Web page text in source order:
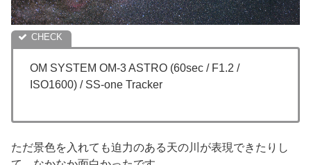
OM SYSTEM OM-3 ASTRO (60sec / F1.2 /
ISO1600) / SS-one Tracker
ただ景色を入れても迫力のある天の川が表現できたりし